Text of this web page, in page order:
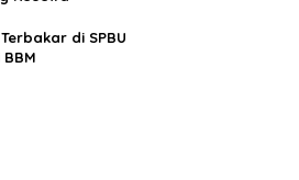
di SPBU